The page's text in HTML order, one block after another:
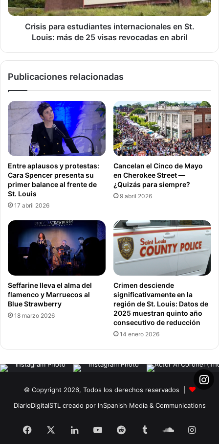
DOMINGO
Alerta Climática STL Lluvia
Metro Este St. Louis St. Louis Ciudad
St. Louis Condado Tormentas Severas
más
de
Crisis para estudiantes internacionales en St.
Louis: más de 25 visas revocadas en abril
Publicaciones relacionadas
Entre aplausos y protestas:
Cara Spencer presenta su
primer balance al frente de
St. Louis
17 abril 2026
Cancelan el Cinco de Mayo
en Cherokee Street —
¿Quizás para siempre?
9 abril 2026
Seffarine lleva el alma del
flamenco y Marruecos al
Blue Strawberry
18 marzo 2026
Crimen desciende
significativamente en la
región de St. Louis: Datos de
2025 muestran quinto año
consecutivo de reducción
14 enero 2026
© Copyright 2026, Todos los derechos reservados |
DiarioDigitalSTL creado por InSpanish Media & Communications
Facebook LinkedInYouTubeRedditTumblr